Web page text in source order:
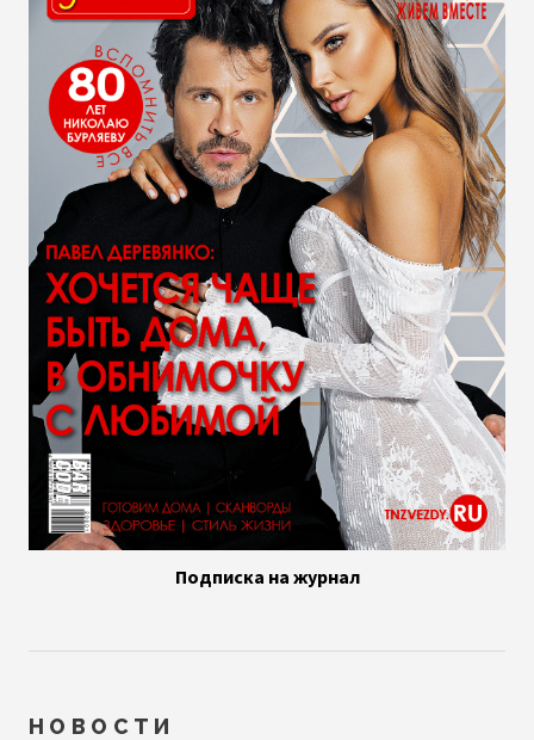
Подписка на журнал
НОВОСТИ